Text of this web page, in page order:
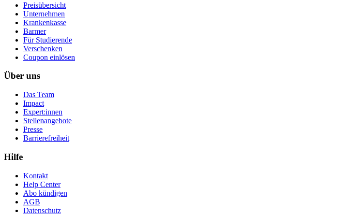
Preisübersicht
Unternehmen
Krankenkasse
Barmer
Für Studierende
Ver­schen­ken
Coupon einlösen
Über uns
Das Team
Impact
Expert:innen
Stellenangebote
Presse
Barrierefreiheit
Hilfe
Kontakt
Help Center
Abo kündigen
AGB
Datenschutz